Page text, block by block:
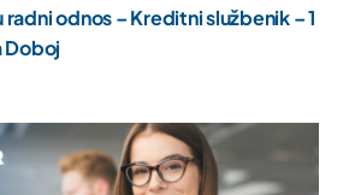
radni odnos – Kreditni službenik – 1
Doboj